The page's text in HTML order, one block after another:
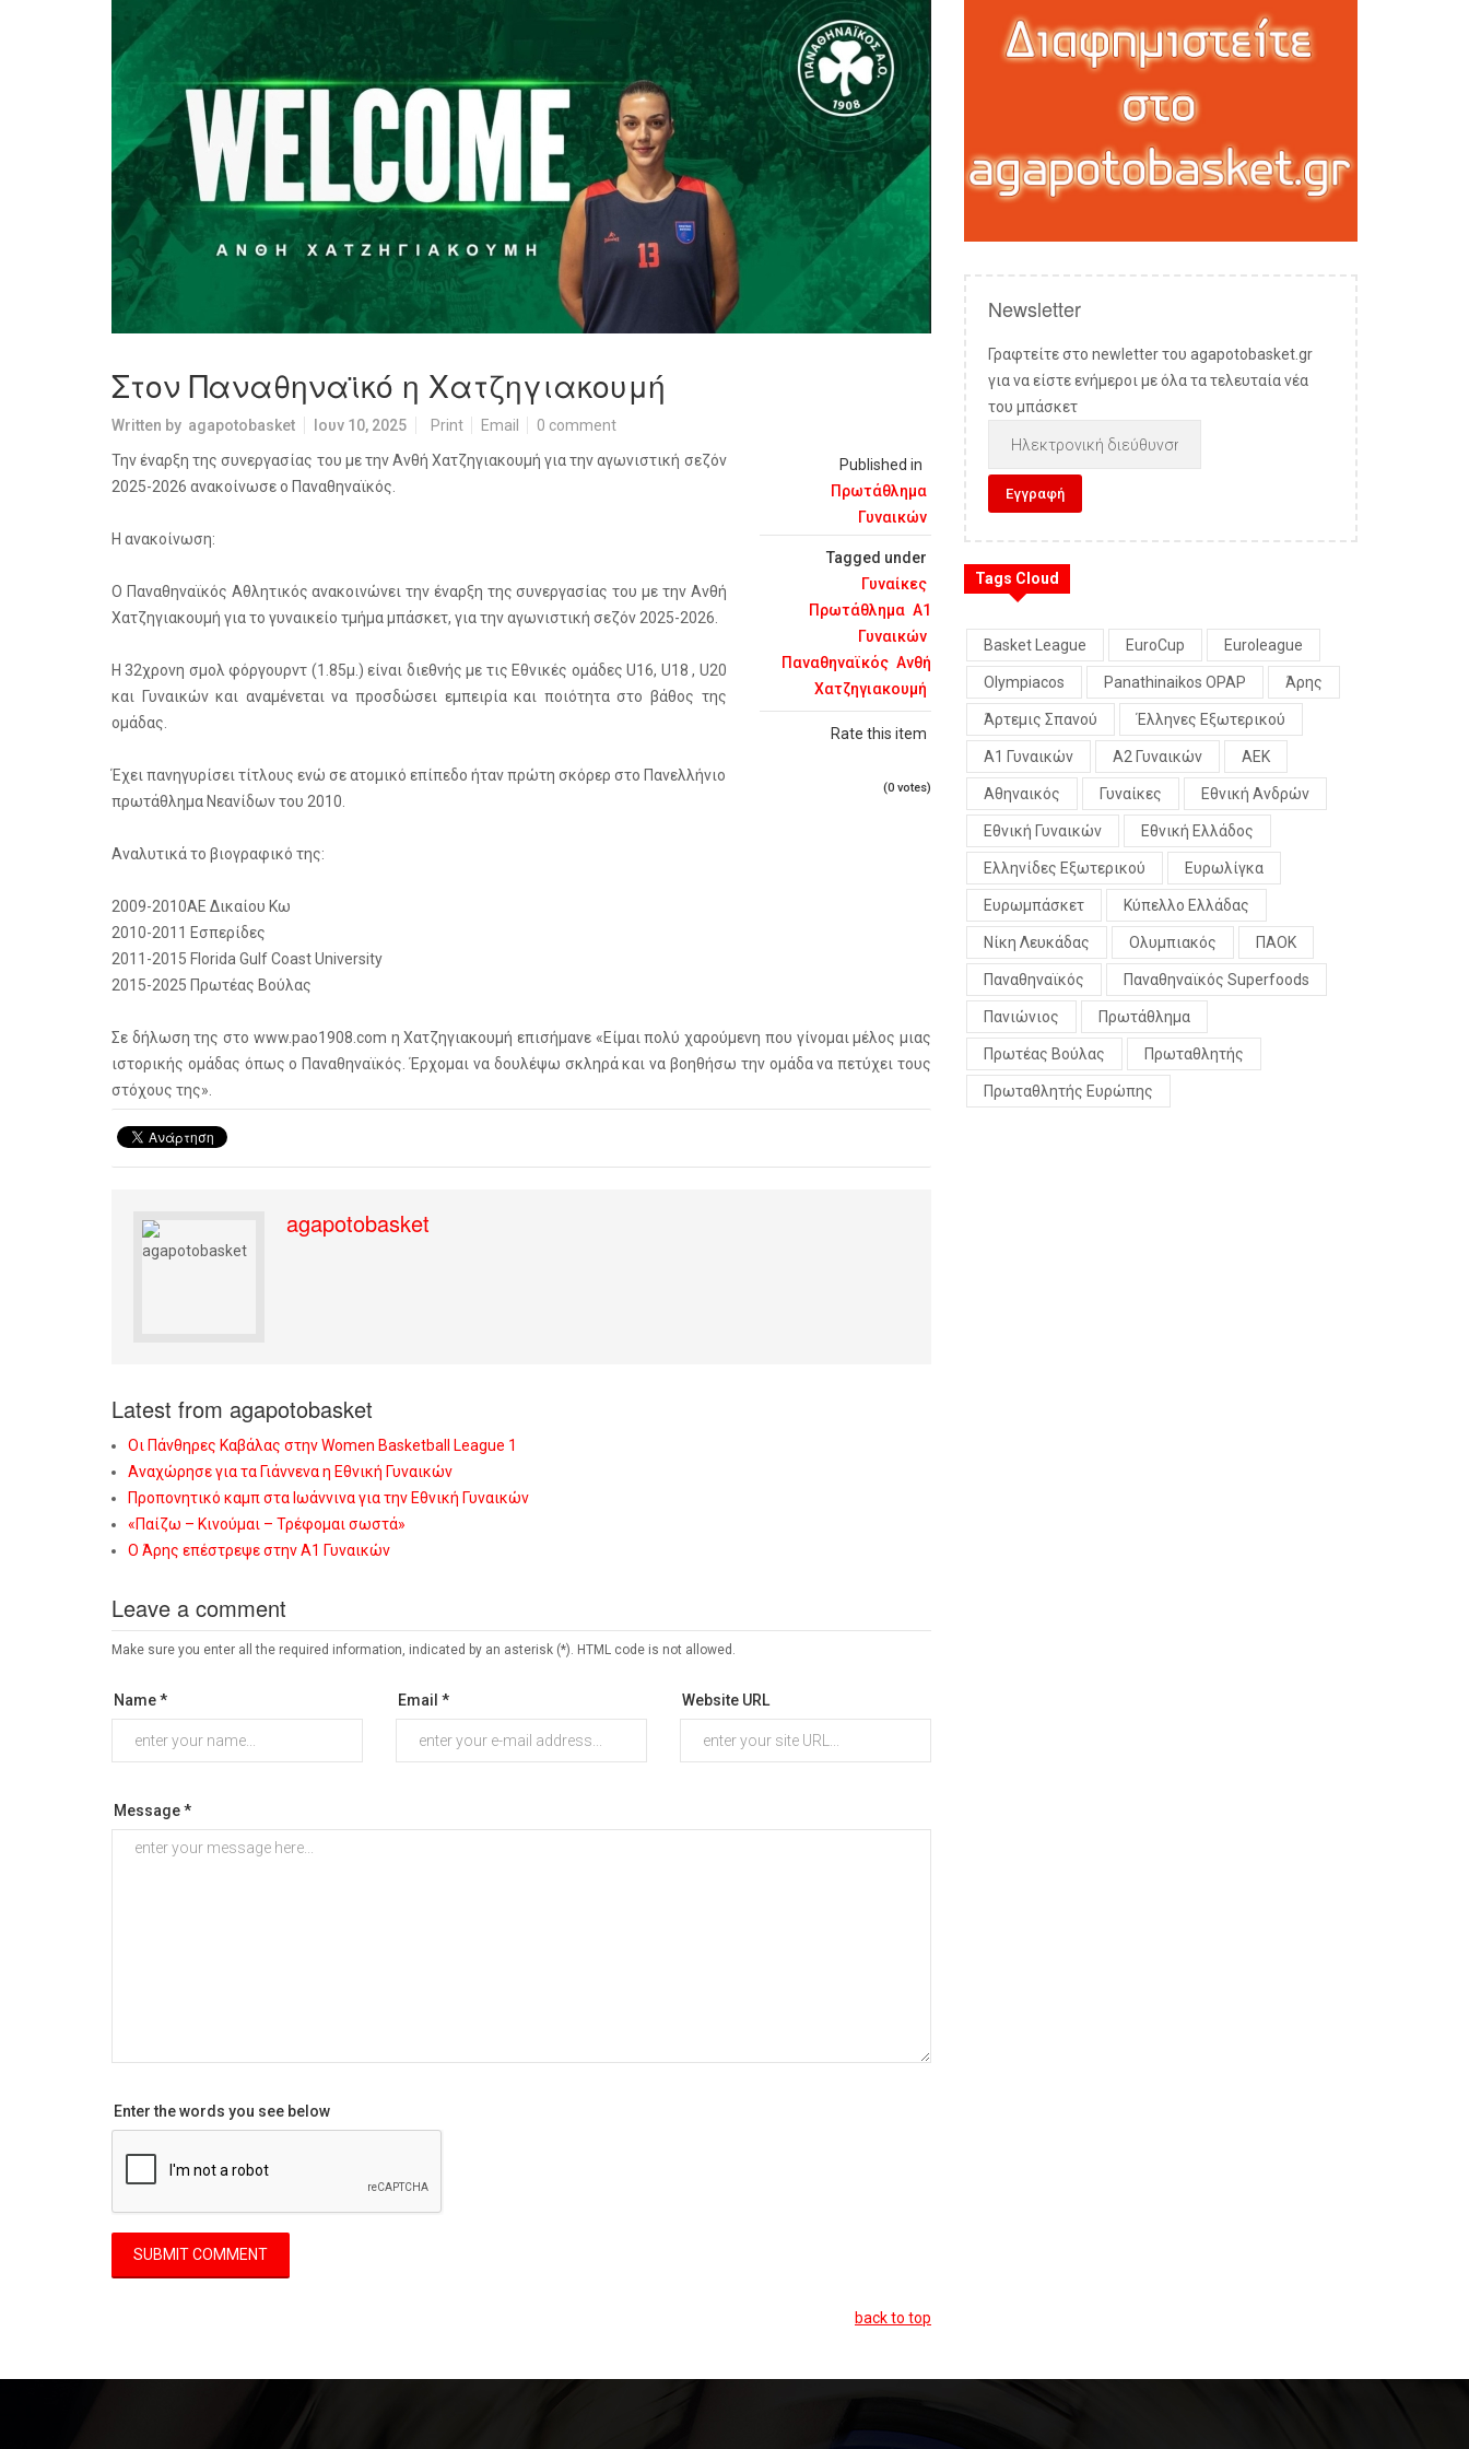
Στον Παναθηναϊκό η Χατζηγιακουμή
Written by agapotobasket Ιουν 10, 2025 Print Email 0 comment
Published in
Πρωτάθλημα
Γυναικών
Tagged under
Γυναίκες
Πρωτάθλημα Α1
Γυναικών
Παναθηναϊκός Ανθή
Χατζηγιακουμή
Rate this item
(0 votes)
Την έναρξη της συνεργασίας του με την Ανθή Χατζηγιακουμή για την αγωνιστική σεζόν
2025-2026 ανακοίνωσε ο Παναθηναϊκός.
Η ανακοίνωση:
Ο Παναθηναϊκός Αθλητικός ανακοινώνει την έναρξη της συνεργασίας του με την Ανθή
Χατζηγιακουμή για το γυναικείο τμήμα μπάσκετ, για την αγωνιστική σεζόν 2025-2026.
Η 32χρονη σμολ φόργουρντ (1.85μ.) είναι διεθνής με τις Εθνικές ομάδες U16, U18 , U20
και Γυναικών και αναμένεται να προσδώσει εμπειρία και ποιότητα στο βάθος της
ομάδας.
Έχει πανηγυρίσει τίτλους ενώ σε ατομικό επίπεδο ήταν πρώτη σκόρερ στο Πανελλήνιο
πρωτάθλημα Νεανίδων του 2010.
Αναλυτικά το βιογραφικό της:
2009-2010ΑΕ Δικαίου Κω
2010-2011 Εσπερίδες
2011-2015 Florida Gulf Coast University
2015-2025 Πρωτέας Βούλας
Σε δήλωση της στο www.pao1908.com η Χατζηγιακουμή επισήμανε «Είμαι πολύ χαρούμενη που γίνομαι μέλος μιας
ιστορικής ομάδας όπως ο Παναθηναϊκός. Έρχομαι να δουλέψω σκληρά και να βοηθήσω την ομάδα να πετύχει τους
στόχους της».
agapotobasket
Latest from agapotobasket
Οι Πάνθηρες Καβάλας στην Women Basketball League 1
Αναχώρησε για τα Γιάννενα η Εθνική Γυναικών
Προπονητικό καμπ στα Ιωάννινα για την Εθνική Γυναικών
«Παίζω – Κινούμαι – Τρέφομαι σωστά»
Ο Άρης επέστρεψε στην Α1 Γυναικών
Leave a comment
Make sure you enter all the required information, indicated by an asterisk (*). HTML code is not allowed.
Name * Email * Website URL
Message *
Enter the words you see below
back to top
Newsletter
Γραφτείτε στο newletter του agapotobasket.gr
για να είστε ενήμεροι με όλα τα τελευταία νέα
του μπάσκετ
Tags Cloud
Basket League EuroCup Euroleague
Olympiacos Panathinaikos OPAP Άρης
Άρτεμις Σπανού Έλληνες Εξωτερικού
Α1 Γυναικών Α2 Γυναικών ΑΕΚ
Αθηναικός Γυναίκες Εθνική Ανδρών
Εθνική Γυναικών Εθνική Ελλάδος
Ελληνίδες Εξωτερικού Ευρωλίγκα
Ευρωμπάσκετ Κύπελλο Ελλάδας
Νίκη Λευκάδας Ολυμπιακός ΠΑΟΚ
Παναθηναϊκός Παναθηναϊκός Superfoods
Πανιώνιος Πρωτάθλημα
Πρωτέας Βούλας Πρωταθλητής
Πρωταθλητής Ευρώπης